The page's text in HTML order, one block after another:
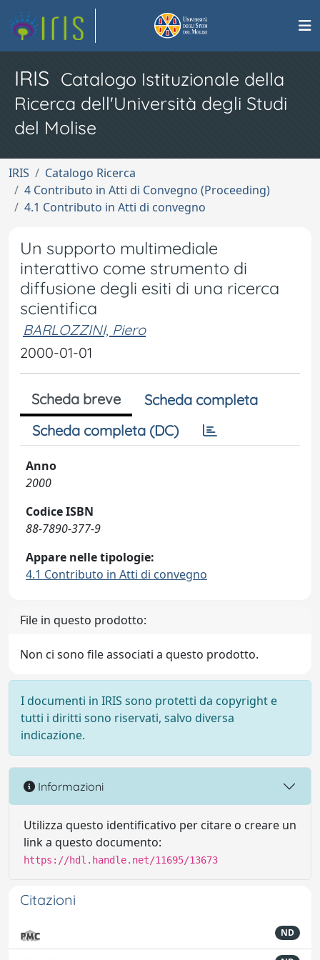
IRIS Catalogo Istituzionale della
Ricerca dell'Università degli Studi
del Molise
IRIS
Catalogo Ricerca
4 Contributo in Atti di Convegno (Proceeding)
4.1 Contributo in Atti di convegno
Un supporto multimediale
interattivo come strumento di
diffusione degli esiti di una ricerca
scientifica
BARLOZZINI, Piero
2000-01-01
Scheda breve
Scheda completa
Scheda completa (DC)
Anno
2000
Codice ISBN
88-7890-377-9
Appare nelle tipologie:
4.1 Contributo in Atti di convegno
File in questo prodotto:
Non ci sono file associati a questo prodotto.
I documenti in IRIS sono protetti da copyright e
tutti i diritti sono riservati, salvo diversa
indicazione.
Informazioni
Utilizza questo identificativo per citare o creare un
link a questo documento:
https://hdl.handle.net/11695/13673
Citazioni
ND